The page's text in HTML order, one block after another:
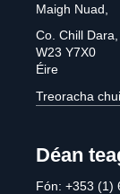
Maigh Nuad,
Co. Chill Dara,
W23 Y7X0
Éire
Treoracha
Déan
Fón: +353 (1)